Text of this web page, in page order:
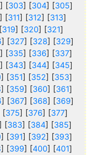
] [303] [304] [305]
] [311] [312] [313]
319] [320] [321]
] [327] [328] [329]
] [335] [336] [337]
] [343] [344] [345]
] [351] [352] [353]
] [359] [360] [361]
] [367] [368] [369]
[375] [376] [377]
[383] [384] [385]
] [391] [392] [393]
] [399] [400] [401]